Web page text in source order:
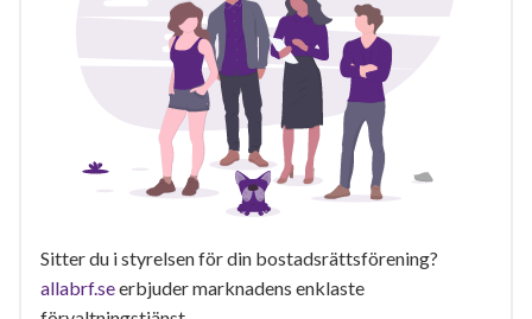
Sitter du i styrelsen för din bostadsrättsförening?
allabrf.seerbjuder marknadens enklaste